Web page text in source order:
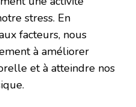
stress. En
facteurs, nous
à améliorer
et à atteindre nos